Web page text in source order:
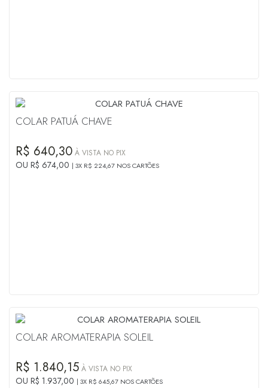
COLAR PATUÁ CHAVE
R$ 640,30 À VISTA NO PIX
OU R$ 674,00 3X R$ 224,67 NOS CARTÕES
COLAR AROMATERAPIA SOLEIL
R$ 1.840,15 À VISTA NO PIX
OU R$ 1.937,00 3X R$ 645,67 NOS CARTÕES